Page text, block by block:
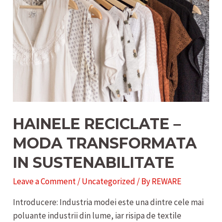
HAINELE RECICLATE –
MODA TRANSFORMATA
IN SUSTENABILITATE
Leave a Comment/Uncategorized / ByREWARE
Introducere: Industria modei este una dintre cele mai
poluante industrii din lume, iar risipa de textile